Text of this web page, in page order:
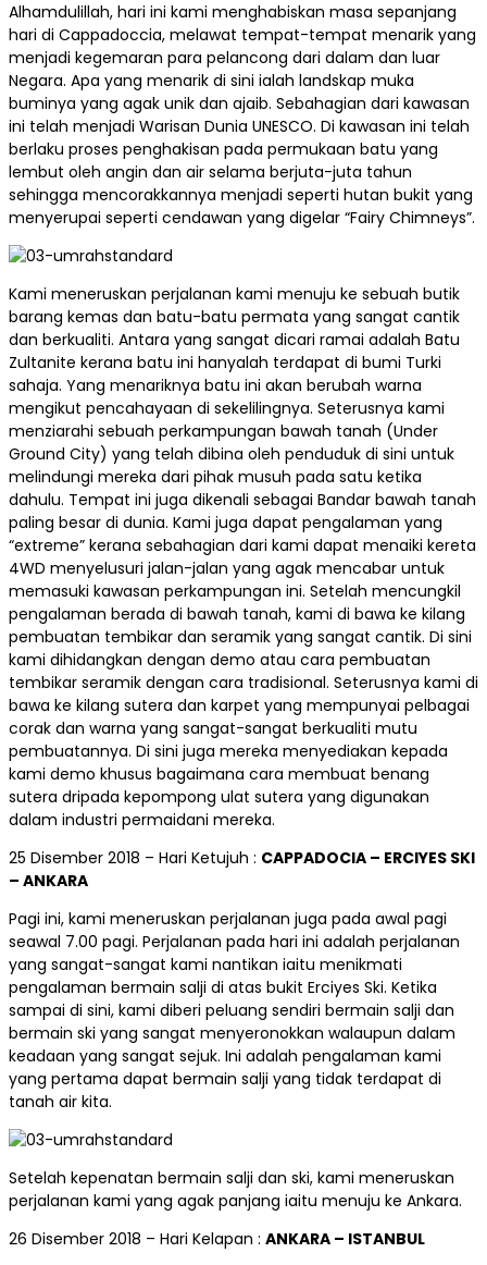
Alhamdulillah, hari ini kami menghabiskan masa sepanjang
hari di Cappadoccia, melawat tempat-tempat menarik yang
menjadi kegemaran para pelancong dari dalam dan luar
Negara. Apa yang menarik di sini ialah landskap muka
buminya yang agak unik dan ajaib. Sebahagian dari kawasan
ini telah menjadi Warisan Dunia UNESCO. Di kawasan ini telah
berlaku proses penghakisan pada permukaan batu yang
lembut oleh angin dan air selama berjuta-juta tahun
sehingga mencorakkannya menjadi seperti hutan bukit yang
menyerupai seperti cendawan yang digelar “Fairy Chimneys”.
Kami meneruskan perjalanan kami menuju ke sebuah butik
barang kemas dan batu-batu permata yang sangat cantik
dan berkualiti. Antara yang sangat dicari ramai adalah Batu
Zultanite kerana batu ini hanyalah terdapat di bumi Turki
sahaja. Yang menariknya batu ini akan berubah warna
mengikut pencahayaan di sekelilingnya. Seterusnya kami
menziarahi sebuah perkampungan bawah tanah (Under
Ground City) yang telah dibina oleh penduduk di sini untuk
melindungi mereka dari pihak musuh pada satu ketika
dahulu. Tempat ini juga dikenali sebagai Bandar bawah tanah
paling besar di dunia. Kami juga dapat pengalaman yang
“extreme” kerana sebahagian dari kami dapat menaiki kereta
4WD menyelusuri jalan-jalan yang agak mencabar untuk
memasuki kawasan perkampungan ini. Setelah mencungkil
pengalaman berada di bawah tanah, kami di bawa ke kilang
pembuatan tembikar dan seramik yang sangat cantik. Di sini
kami dihidangkan dengan demo atau cara pembuatan
tembikar seramik dengan cara tradisional. Seterusnya kami di
bawa ke kilang sutera dan karpet yang mempunyai pelbagai
corak dan warna yang sangat-sangat berkualiti mutu
pembuatannya. Di sini juga mereka menyediakan kepada
kami demo khusus bagaimana cara membuat benang
sutera dripada kepompong ulat sutera yang digunakan
dalam industri permaidani mereka.
25 Disember 2018 – Hari Ketujuh : CAPPADOCIA – ERCIYES SKI
– ANKARA
Pagi ini, kami meneruskan perjalanan juga pada awal pagi
seawal 7.00 pagi. Perjalanan pada hari ini adalah perjalanan
yang sangat-sangat kami nantikan iaitu menikmati
pengalaman bermain salji di atas bukit Erciyes Ski. Ketika
sampai di sini, kami diberi peluang sendiri bermain salji dan
bermain ski yang sangat menyeronokkan walaupun dalam
keadaan yang sangat sejuk. Ini adalah pengalaman kami
yang pertama dapat bermain salji yang tidak terdapat di
tanah air kita.
Setelah kepenatan bermain salji dan ski, kami meneruskan
perjalanan kami yang agak panjang iaitu menuju ke Ankara.
26 Disember 2018 – Hari Kelapan : ANKARA – ISTANBUL